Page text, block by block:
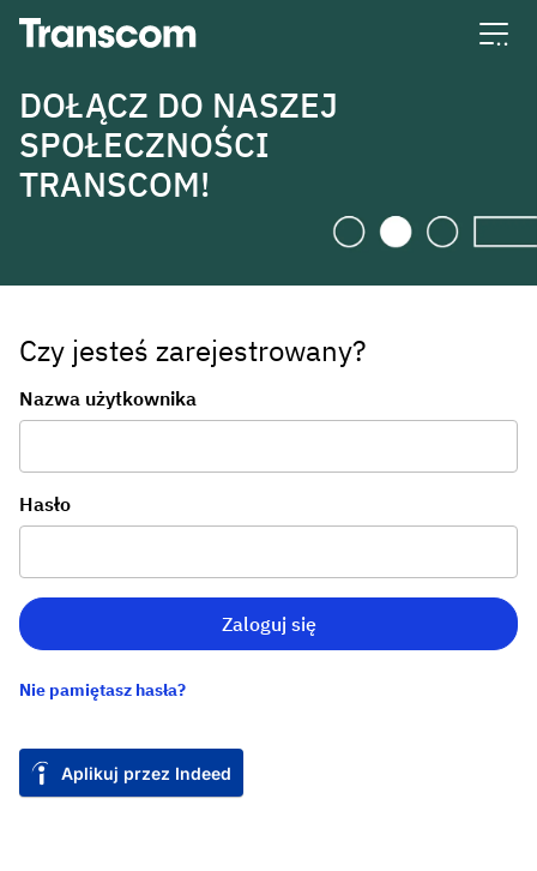
Transcom
DOŁĄCZ DO NASZEJ
SPOŁECZNOŚCI
TRANSCOM!
Czy jesteś zarejestrowany?
Logowanie
Nazwa użytkownika
Hasło
Zaloguj się
Nie pamiętasz hasła?
Aplikuj przez Indeed